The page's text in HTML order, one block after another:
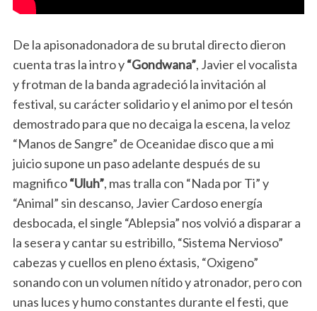
De la apisonadonadora de su brutal directo dieron
cuenta tras la intro y“Gondwana”, Javier el vocalista
y frotman de la banda agradeció la invitación al
festival, su carácter solidario y el animo por el tesón
demostrado para que no decaiga la escena, la veloz
“Manos de Sangre” de Oceanidae disco que a mi
juicio supone un paso adelante después de su
magnifico“Uluh”, mas tralla con “Nada por Ti” y
“Animal” sin descanso, Javier Cardoso energía
desbocada, el single “Ablepsia” nos volvió a disparar a
la sesera y cantar su estribillo, “Sistema Nervioso”
cabezas y cuellos en pleno éxtasis, “Oxigeno”
sonando con un volumen nítido y atronador, pero con
unas luces y humo constantes durante el festi, que